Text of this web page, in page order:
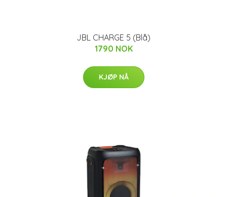
JBL CHARGE 5 (Blå)
1790 NOK
KJØP NÅ